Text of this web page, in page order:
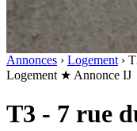
Annonces › Logement ›
Logement ★ Annonce IJ
T3 - 7 rue